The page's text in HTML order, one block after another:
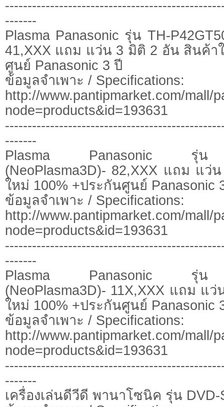
-------
Plasma Panasonic รุ่น TH-
41,XXX แถม แว่น 3 มิติ 2 อัน สินค้า
ศูนย์ Panasonic 3 ปี
ข้อมูลจำเพาะ / Specifications:
http://www.pantipmarket.com/mall/
node=products&id=193631
-------
Plasma Panasonic รุ่น
(NeoPlasma3D)- 82,XXX แถม แ
ใหม่ 100% +ประกันศูนย์ Panasonic
ข้อมูลจำเพาะ / Specifications:
http://www.pantipmarket.com/mall/
node=products&id=193631
-------
Plasma Panasonic รุ่น
(NeoPlasma3D)- 11X,XXX แถม แ
ใหม่ 100% +ประกันศูนย์ Panasonic
ข้อมูลจำเพาะ / Specifications:
http://www.pantipmarket.com/mall/
node=products&id=193631
-------
เครื่องเล่นดีวีดี พานาโซนิค รุ่น DVD-